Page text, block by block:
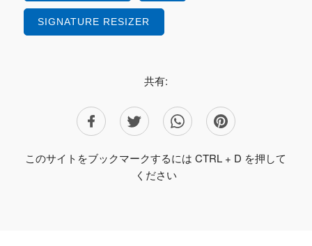
SIGNATURE RESIZER
共有:
このサイトをブックマークするには CTRL + D を押して
ください